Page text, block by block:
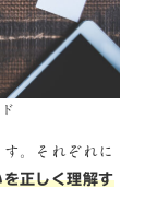
。それぞれに
正しく理解す